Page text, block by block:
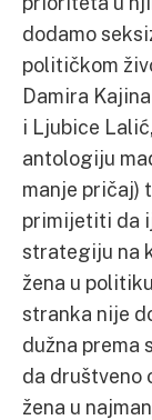
dodamo
političkom
Damira
i Ljubice
antologiju
manje pričaj)
primijetiti da
strategiju na
žena u
stranka nije
dužna prema
da društveno
žena u